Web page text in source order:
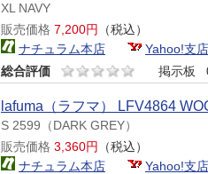
XL NAVY
販売価格 7,200円
（税込）
ナチュラム本店
Yahoo!支店
総合評価
掲示板
lafuma（ラフマ） LFV4864
S 2599（DARK GREY）
販売価格 3,360円
（税込）
ナチュラム本店
Yahoo!支店